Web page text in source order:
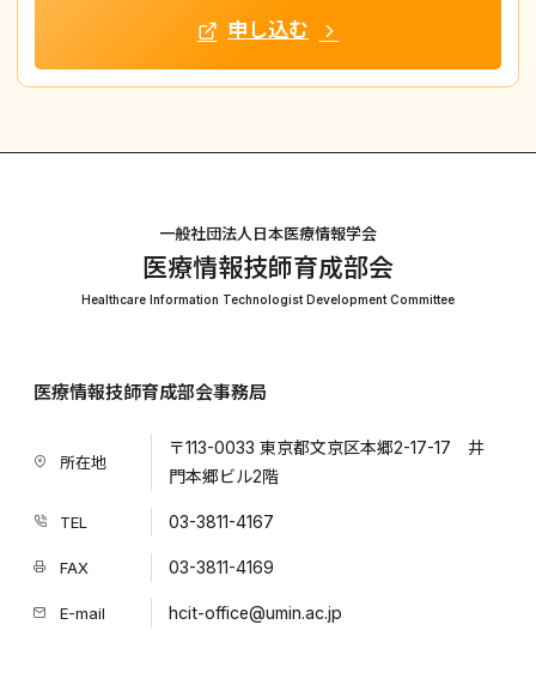
申し込む
一般社団法人日本医療情報学会
医療情報技師育成部会
Healthcare Information Technologist Development Committee
医療情報技師育成部会事務局
所在地
〒113-0033 東京都文京区本郷2-17-17 井
門本郷ビル2階
TEL 03-3811-4167
FAX 03-3811-4169
E-mail hcit-office@umin.ac.jp